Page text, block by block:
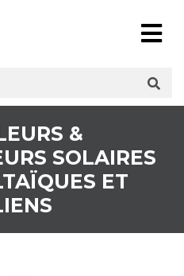
&
SOLAIRES
ET